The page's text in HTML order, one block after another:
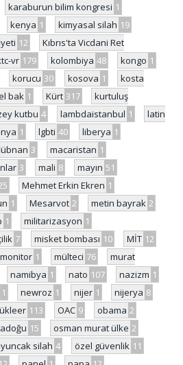
karaburun bilim kongresi 1
kenya 1 kimyasal silah 19
12
Kıbrıs'ta Vicdani Ret
vr 179 kolombiya 48 kongo 1
korucu 30 kosova 1
kosta
bak 1 Kürt 317
kurtuluş
kutbu 4 lambdaistanbul 1
latin
1 lgbti 40 liberya 1
3 macaristan 1
3 mali 8 mayın 51
Mehmet Erkin Ekren 1
1 Mesarvot 2 metin bayrak 2
1 militarizasyon 1
7 misket bombası 10 MİT 12
monitor 1 mülteci 76
murat
namibya 1 nato 107 nazizm 1
1 newroz 1 nijer 1 nijerya 8
113 OAC 9 obama 2
15 osman murat ülke 2
silah 4 özel güvenlik 11